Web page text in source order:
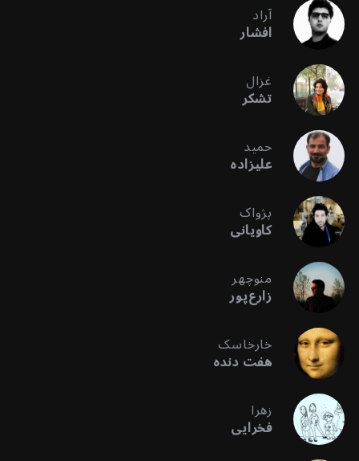
آراد
افشار
غزال
تشکر
حمید
علیزاده
پژواک
کاویانی
منوچهر
زارع‌پور
خارخاسک
هفت دنده
زهرا
فخرایی